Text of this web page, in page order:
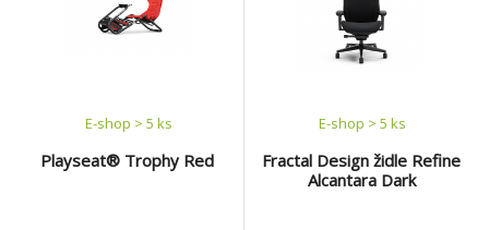
všech věkových kategorií a
velikostí přinesl autentické
Doporučená hmotnost řidiče
(kg/lbs): Minimálně 20/47
Maximálně 122 / 270 Kompa
Playseat® Trophy Red
E-shop > 5 ks
Fractal Design židle Refine
Alcantara Dark
E-shop > 5 ks